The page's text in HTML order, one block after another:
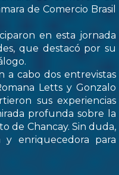
de Comercio Brasil
en esta jornada
que destacó por su
a cabo dos entrevistas
Letts y Gonzalo
sus experiencias
profunda sobre la
de Chancay. Sin duda,
y enriquecedora para